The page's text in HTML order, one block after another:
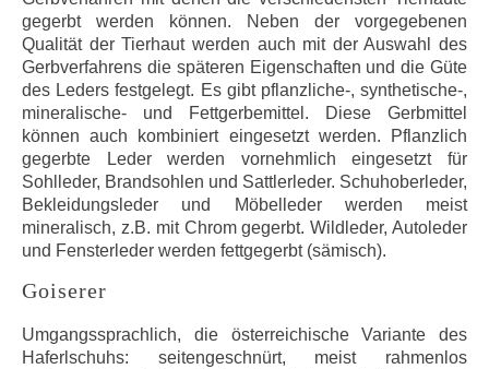
gegerbt werden können. Neben der vorgegebenen
Qualität der Tierhaut werden auch mit der Auswahl des
Gerbverfahrens die späteren Eigenschaften und die Güte
des Leders festgelegt. Es gibt pflanzliche-, synthetische-,
mineralische- und Fettgerbemittel. Diese Gerbmittel
können auch kombiniert eingesetzt werden. Pflanzlich
gegerbte Leder werden vornehmlich eingesetzt für
Sohlleder, Brandsohlen und Sattlerleder. Schuhoberleder,
Bekleidungsleder und Möbelleder werden meist
mineralisch, z.B. mit Chrom gegerbt. Wildleder, Autoleder
und Fensterleder werden fettgegerbt (sämisch).
Goiserer
Umgangssprachlich, die österreichische Variante des
Haferlschuhs: seitengeschnürt, meist rahmenlos